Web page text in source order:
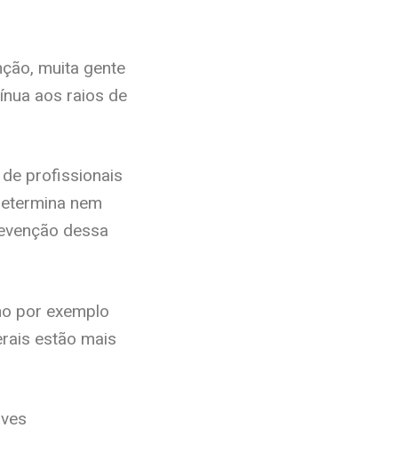
muita gente
aos raios de
profissionais
nem
dessa
por exemplo
estão mais